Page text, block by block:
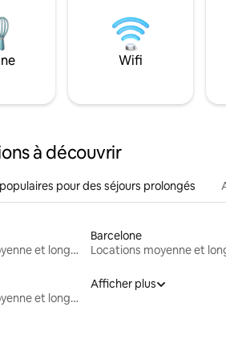
Wifi
à découvrir
pour des séjours prolongés
Locations moyenne et longue durée
Barcelone
Locations moyenne et longue durée
Afficher plus